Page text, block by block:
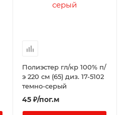
Полиэстер гл/кр 100% п/
э 220 см (65) диз. 17-5102
темно-серый
45₽/пог.м